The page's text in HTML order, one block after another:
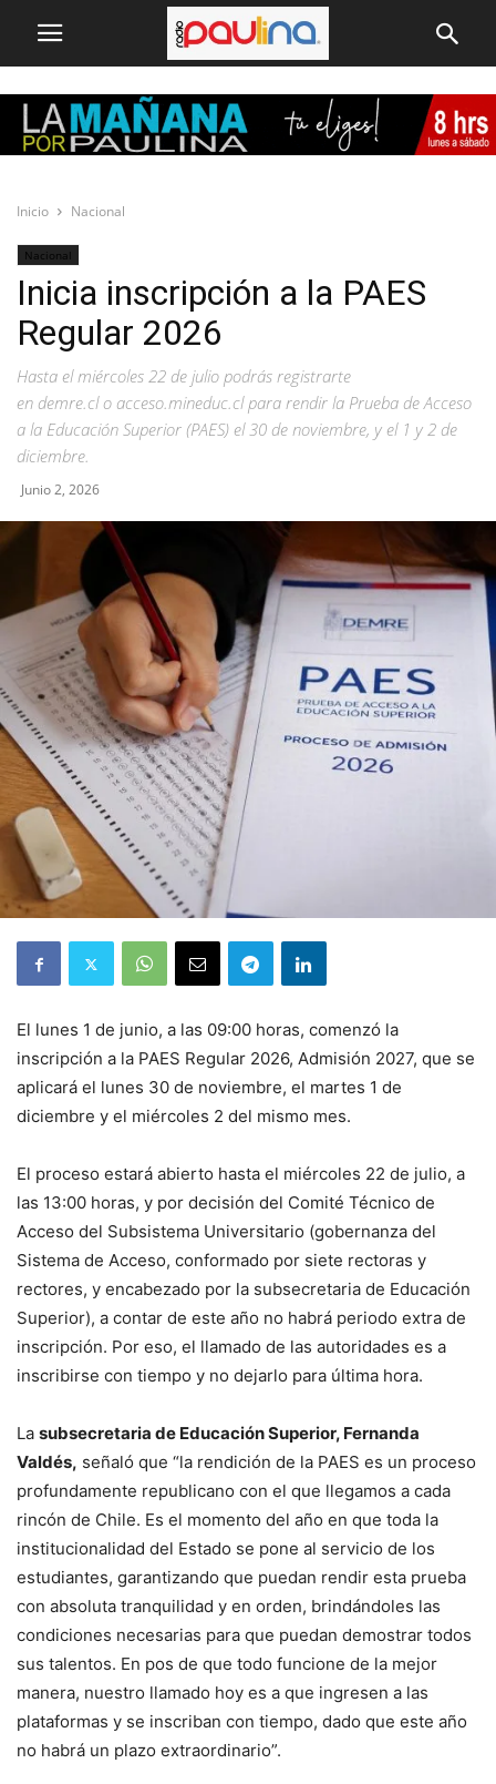
Inicio Nacional
Nacional
Inicia inscripción a la PAES
Regular 2026
Hasta el miércoles 22 de julio podrás registrarte
en demre.cl o acceso.mineduc.cl para rendir la Prueba de Acceso
a la Educación Superior (PAES) el 30 de noviembre, y el 1 y 2 de
diciembre.
Junio 2, 2026
El lunes 1 de junio, a las 09:00 horas, comenzó la
inscripción a la PAES Regular 2026, Admisión 2027, que se
aplicará el lunes 30 de noviembre, el martes 1 de
diciembre y el miércoles 2 del mismo mes.
El proceso estará abierto hasta el miércoles 22 de julio, a
las 13:00 horas, y por decisión del Comité Técnico de
Acceso del Subsistema Universitario (gobernanza del
Sistema de Acceso, conformado por siete rectoras y
rectores, y encabezado por la subsecretaria de Educación
Superior), a contar de este año no habrá periodo extra de
inscripción. Por eso, el llamado de las autoridades es a
inscribirse con tiempo y no dejarlo para última hora.
La subsecretaria de Educación Superior, Fernanda
Valdés, señaló que “la rendición de la PAES es un proceso
profundamente republicano con el que llegamos a cada
rincón de Chile. Es el momento del año en que toda la
institucionalidad del Estado se pone al servicio de los
estudiantes, garantizando que puedan rendir esta prueba
con absoluta tranquilidad y en orden, brindándoles las
condiciones necesarias para que puedan demostrar todos
sus talentos. En pos de que todo funcione de la mejor
manera, nuestro llamado hoy es a que ingresen a las
plataformas y se inscriban con tiempo, dado que este año
no habrá un plazo extraordinario”.